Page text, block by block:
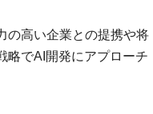
の高い企業との提携や将
略でAI開発にアプローチ